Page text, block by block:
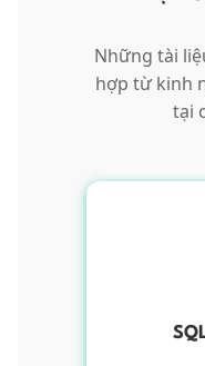
Những tài
hợp từ kinh
tại